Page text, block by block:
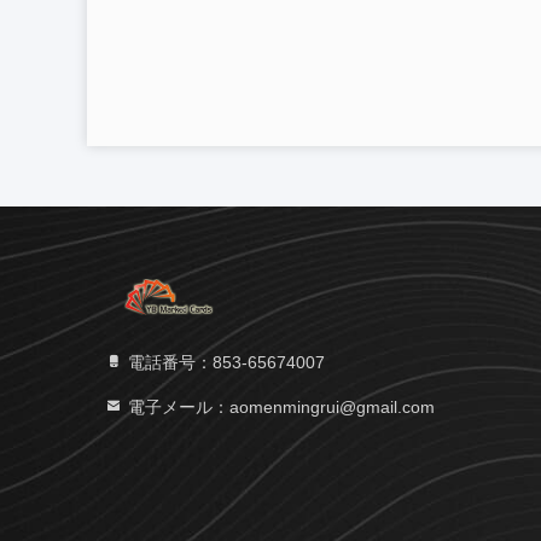
電話番号：853-65674007
電子メール：aomenmingrui@gmail.com